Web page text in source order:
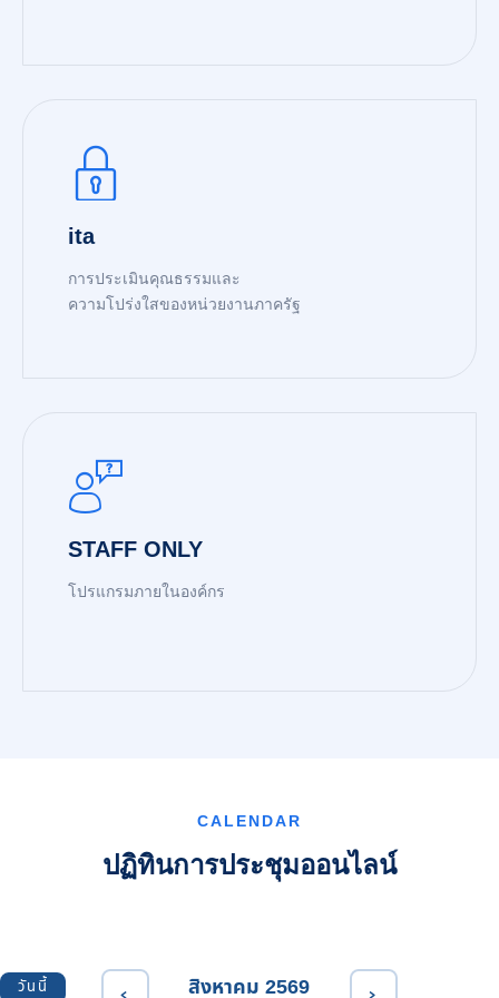
ita
การประเมินคุณธรรมและ
ความโปร่งใสของหน่วยงานภาครัฐ
STAFF ONLY
โปรแกรมภายในองค์กร
CALENDAR
ปฏิทินการประชุมออนไลน์
วันนี้ สิงหาคม 2569